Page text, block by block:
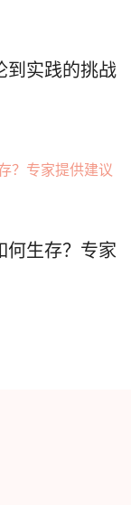
到实践的挑战
何生存？专家